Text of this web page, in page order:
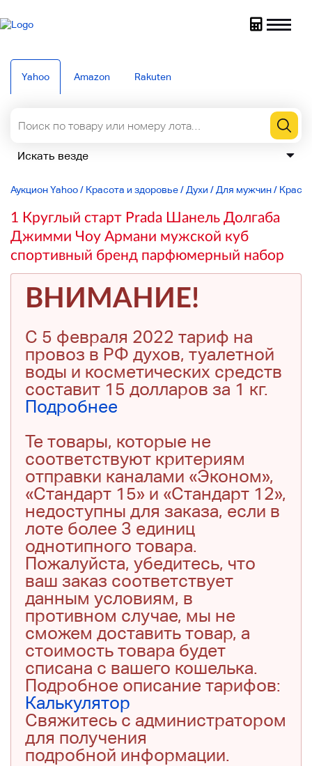
Yahoo Amazon Rakuten
Аукцион Yahoo/ Красота и здоровье/ Духи / Для мужчин/
1 Круглый старт Prada Шанель Долгаба
Джимми Чоу Армани мужской куб
спортивный бренд парфюмерный набор
ВНИМАНИЕ!
С 5 февраля 2022 тариф на
провоз в РФ духов, туалетной
воды и косметических средств
составит 15 долларов за 1 кг.
Подробнее
Те товары, которые не
соответствуют критериям
отправки каналами «Эконом»,
«Стандарт 15» и «Стандарт 12»,
недоступны для заказа, если в
лоте более 3 единиц
однотипного товара.
Пожалуйста, убедитесь, что
ваш заказ соответствует
данным условиям, в
противном случае, мы не
сможем доставить товар, а
стоимость товара будет
списана с вашего кошелька.
Подробное описание тарифов:
Калькулятор
Свяжитесь с администратором
для получения
подробной информации.